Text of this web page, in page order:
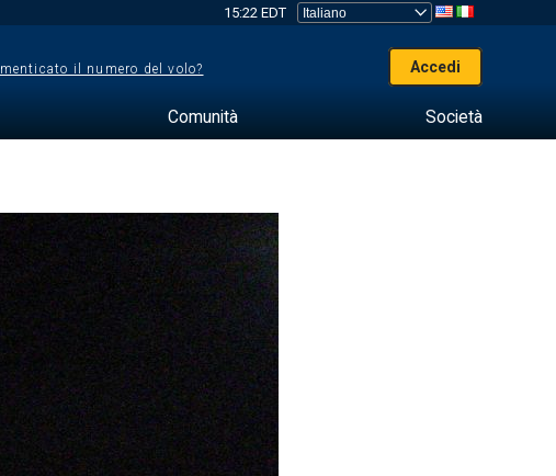
15:22 EDT
il numero del volo? Accedi
Comunità Società